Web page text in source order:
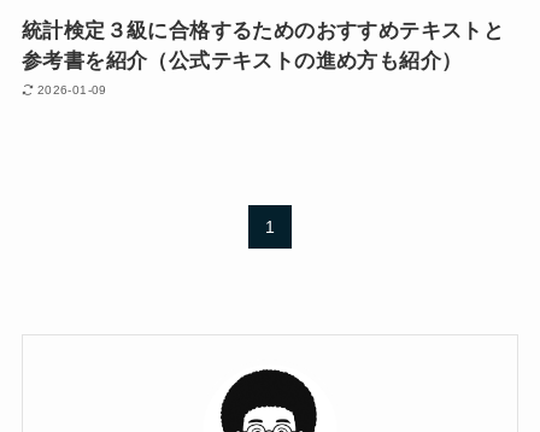
統計検定３級に合格するためのおすすめテキストと
参考書を紹介（公式テキストの進め方も紹介）
2026-01-09
1